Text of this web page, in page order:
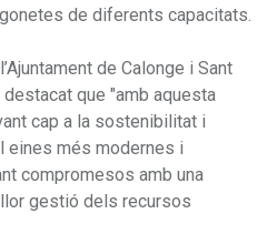
de diferents capacitats.
de Calonge i Sant
destacat que "amb aquesta
cap a la sostenibilitat i
eines més modernes i
compromesos amb una
gestió dels recursos